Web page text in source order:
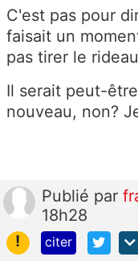
C'est pas pour
faisait un
pas tirer le
Il serait peut-
nouveau, non?
Publié par
18h28
!
citer